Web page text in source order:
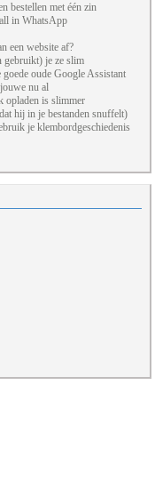
bestellen met één zin
in WhatsApp
een website af?
gebruikt) je ze slim
oude Google Assistant
nu al
opladen is slimmer
hij in je bestanden snuffelt)
je klembordgeschiedenis